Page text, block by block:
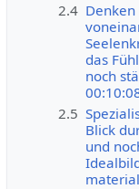
2.4
das
noch
2.5
Blick
und